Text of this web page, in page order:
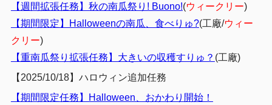
【週間拡張任務】秋の南瓜祭り! Buono!(ウィークリー)
【期間限定】Halloweenの南瓜、食べりゅ?(工廠/ウィー
クリー)
【重南瓜祭り拡張任務】大きいの収穫すりゅ？ (工廠)
【2025/10/18】ハロウィン追加任務
【期間限定任務】Halloween、おかわり開始！